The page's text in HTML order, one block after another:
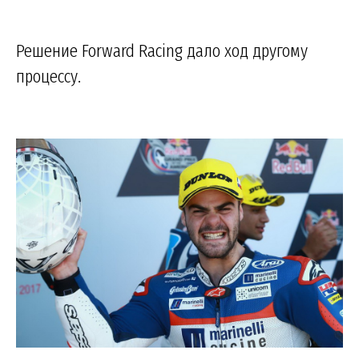
Решение Forward Racing дало ход другому
процессу.